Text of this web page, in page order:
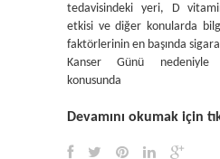
tedavisindeki yeri, D
etkisi ve diğer konularda
faktörlerinin en başında
Kanser Günü nedeniyle
konusunda
Devamını okumak için